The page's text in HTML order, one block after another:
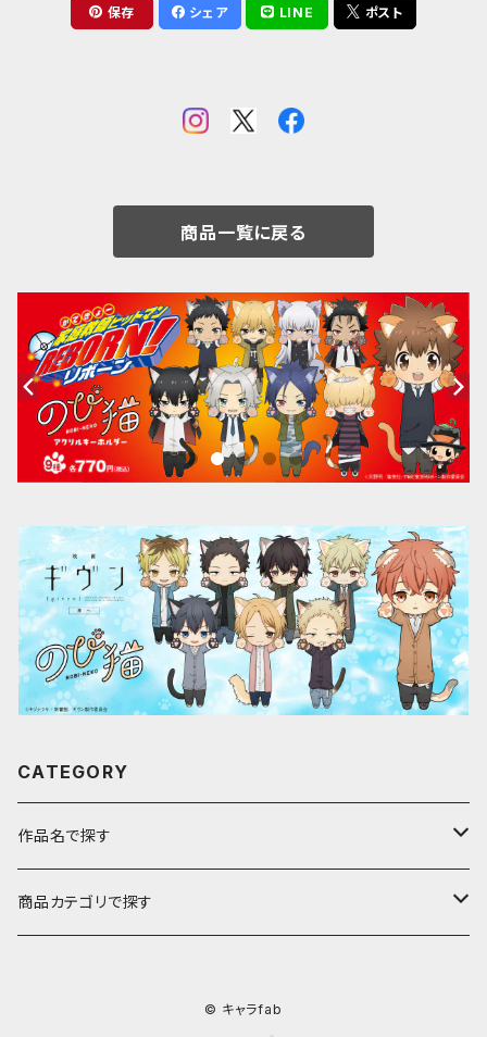
保存 シェア LINE ポスト
商品一覧に戻る
CATEGORY
作品名で探す
ア行
商品カテゴリで探す
© キャラfab